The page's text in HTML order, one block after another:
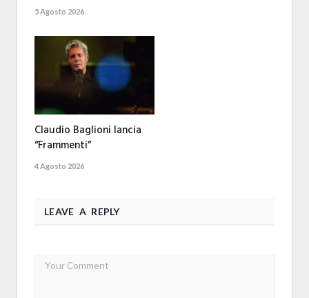
5 Agosto 2026
Claudio Baglioni lancia
“Frammenti”
4 Agosto 2026
LEAVE A REPLY